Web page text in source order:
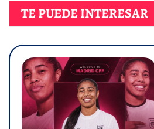
TE PUEDE INTERESAR